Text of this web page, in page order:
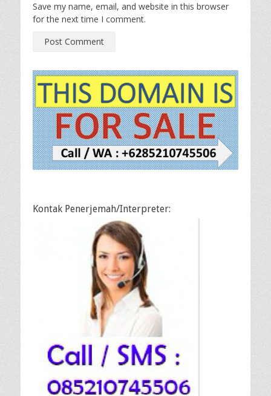
Save my name, email, and website in this browser
for the next time I comment.
Kontak Penerjemah/Interpreter: